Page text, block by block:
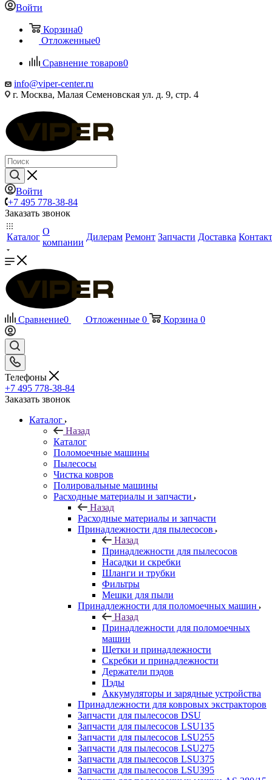
Войти
Корзина0
Отложенные0
Сравнение товаров0
info@viper-center.ru
г. Москва, Малая Семеновская ул. д. 9, стр. 4
Войти
+7 495 778-38-84
Заказать звонок
Каталог
О
компании
Дилерам Ремонт Запчасти Доставка
Сравнение0 Отложенные 0 Корзина 0
Телефоны
+7 495 778-38-84
Заказать звонок
Каталог
Назад
Каталог
Поломоечные машины
Пылесосы
Чистка ковров
Полировальные машины
Расходные материалы и запчасти
Назад
Расходные материалы и запчасти
Принадлежности для пылесосов
Назад
Принадлежности для пылесосов
Насадки и скребки
Шланги и трубки
Фильтры
Мешки для пыли
Принадлежности для поломоечных машин
Назад
Принадлежности для поломоечных
машин
Щетки и принадлежности
Скребки и принадлежности
Держатели пэдов
Пэды
Аккумуляторы и зарядные устройства
Принадлежности для ковровых экстракторов
Запчасти для пылесосов DSU
Запчасти для пылесосов LSU135
Запчасти для пылесосов LSU255
Запчасти для пылесосов LSU275
Запчасти для пылесосов LSU375
Запчасти для пылесосов LSU395